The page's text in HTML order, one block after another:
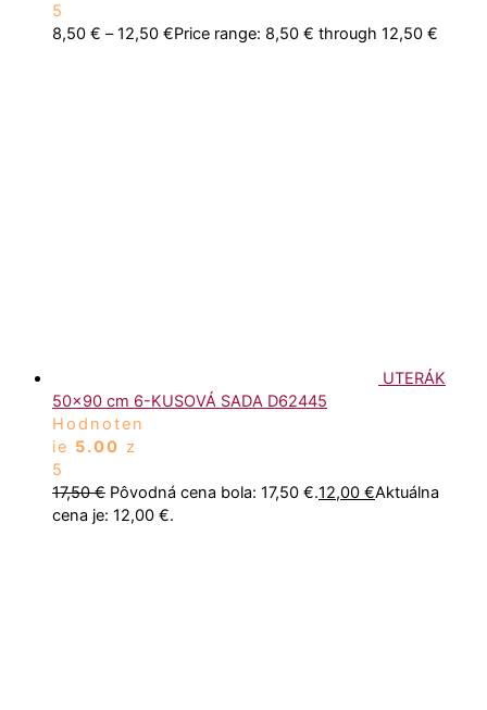
5
8,50 € – 12,50 €Price range: 8,50 € through 12,50 €
UTERÁK
50x90 cm 6-KUSOVÁ SADA D62445
Hodnoten
ie 5.00 z
5
17,50€ Pôvodná cena bola: 17,50 €.12,00 €Aktuálna
cena je: 12,00 €.